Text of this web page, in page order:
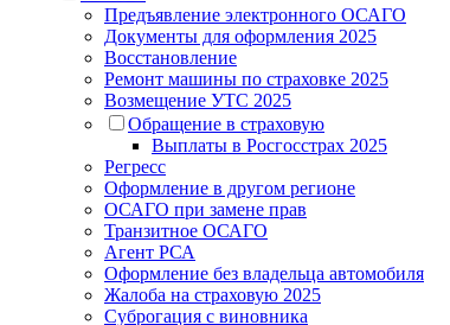
Предъявление электронного ОСАГО
Документы для оформления 2025
Восстановление
Ремонт машины по страховке 2025
Возмещение УТС 2025
Обращение в страховую
Выплаты в Росгосстрах 2025
Регресс
Оформление в другом регионе
ОСАГО при замене прав
Транзитное ОСАГО
Агент РСА
Оформление без владельца автомобиля
Жалоба на страховую 2025
Суброгация с виновника